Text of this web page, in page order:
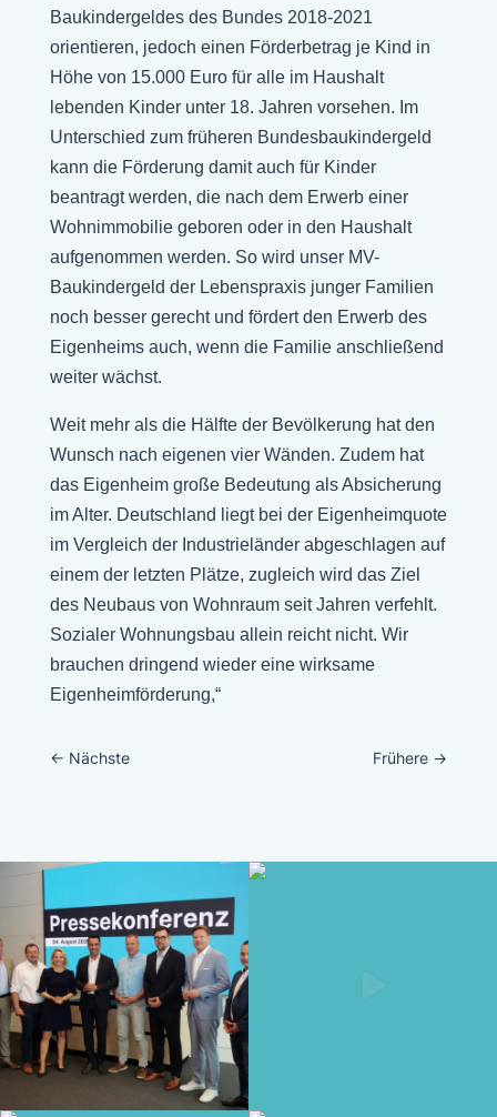
Baukindergeldes des Bundes 2018-2021
orientieren, jedoch einen Förderbetrag je Kind in
Höhe von 15.000 Euro für alle im Haushalt
lebenden Kinder unter 18. Jahren vorsehen. Im
Unterschied zum früheren Bundesbaukindergeld
kann die Förderung damit auch für Kinder
beantragt werden, die nach dem Erwerb einer
Wohnimmobilie geboren oder in den Haushalt
aufgenommen werden. So wird unser MV-
Baukindergeld der Lebenspraxis junger Familien
noch besser gerecht und fördert den Erwerb des
Eigenheims auch, wenn die Familie anschließend
weiter wächst.
Weit mehr als die Hälfte der Bevölkerung hat den
Wunsch nach eigenen vier Wänden. Zudem hat
das Eigenheim große Bedeutung als Absicherung
im Alter. Deutschland liegt bei der Eigenheimquote
im Vergleich der Industrieländer abgeschlagen auf
einem der letzten Plätze, zugleich wird das Ziel
des Neubaus von Wohnraum seit Jahren verfehlt.
Sozialer Wohnungsbau allein reicht nicht. Wir
brauchen dringend wieder eine wirksame
Eigenheimförderung,“
← Nächste Frühere →